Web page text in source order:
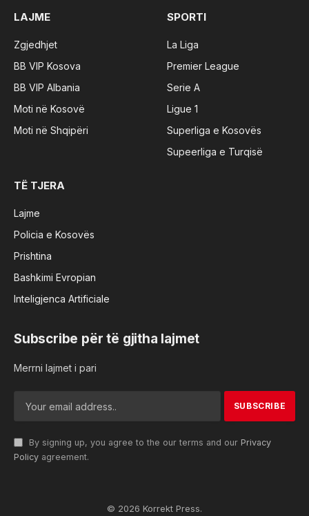
LAJME
Zgjedhjet
BB VIP Kosova
BB VIP Albania
Moti në Kosovë
Moti në Shqipëri
SPORTI
La Liga
Premier League
Serie A
Ligue 1
Superliga e Kosovës
Supeerliga e Turqisë
TË TJERA
Lajme
Policia e Kosovës
Prishtina
Bashkimi Evropian
Inteligjenca Artificiale
Subscribe për të gjitha lajmet
Merrni lajmet i pari
By signing up, you agree to the our terms and our Privacy
Policy agreement.
© 2026 Korrekt Press.